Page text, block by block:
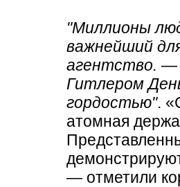
"Миллионы
важнейший
агентство. —
Гитлером
гордостью".
атомная
— отметили